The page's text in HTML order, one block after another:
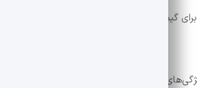
گیمرها و کاربران حرفه‌ای اهمیت
این